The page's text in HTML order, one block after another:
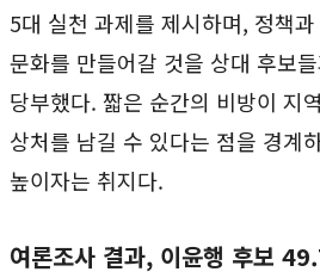
5대 실천 과제를 제시하며, 정책
문화를 만들어갈 것을 상대 후보
당부했다. 짧은 순간의 비방이 지
상처를 남길 수 있다는 점을 경계
높이자는 취지다.
여론조사 결과, 이윤행 후보